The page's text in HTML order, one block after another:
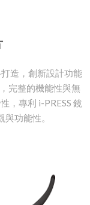
造，創新設計功能
完整的機能性與無
，專利 i-PRESS 鏡
功能性。